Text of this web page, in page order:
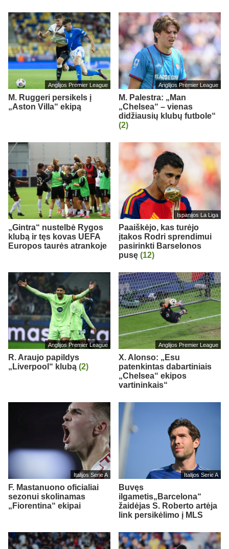
Anglijos Premier League
M. Ruggeri persikels į
„Aston Villa“ ekipą
Anglijos Premier League
M. Palestra: „Man
„Chelsea“ – vienas
didžiausių klubų futbole“
(2)
„Gintra“ nustelbė Rygos
klubą ir tęs kovas UEFA
Europos taurės atrankoje
Ispanijos La Liga
Paaiškėjo, kas turėjo
įtakos Rodri sprendimui
pasirinkti Barselonos
pusę (12)
Anglijos Premier League
R. Araujo papildys
„Liverpool“ klubą (2)
Anglijos Premier League
X. Alonso: „Esu
patenkintas dabartiniais
„Chelsea“ ekipos
vartininkais“
Italijos Serie A
F. Mastanuono oficialiai
sezonui skolinamas
„Fiorentina“ ekipai
Italijos Serie A
Buvęs
ilgametis„Barcelona“
žaidėjas S. Roberto artėja
link persikėlimo į MLS